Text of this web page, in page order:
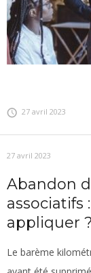
27 avril 2023
27 avril 2023
Abandon
appliquer ?
Le barème